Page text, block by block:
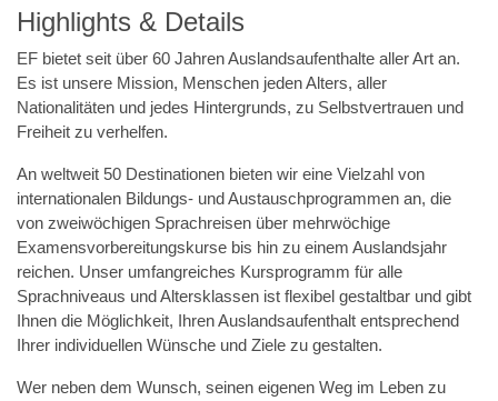
Highlights & Details
EF bietet seit über 60 Jahren Auslandsaufenthalte aller Art an.
Es ist unsere Mission, Menschen jeden Alters, aller
Nationalitäten und jedes Hintergrunds, zu Selbstvertrauen und
Freiheit zu verhelfen.
An weltweit 50 Destinationen bieten wir eine Vielzahl von
internationalen Bildungs- und Austauschprogrammen an, die
von zweiwöchigen Sprachreisen über mehrwöchige
Examensvorbereitungskurse bis hin zu einem Auslandsjahr
reichen. Unser umfangreiches Kursprogramm für alle
Sprachniveaus und Altersklassen ist flexibel gestaltbar und gibt
Ihnen die Möglichkeit, Ihren Auslandsaufenthalt entsprechend
Ihrer individuellen Wünsche und Ziele zu gestalten.
Wer neben dem Wunsch, seinen eigenen Weg im Leben zu